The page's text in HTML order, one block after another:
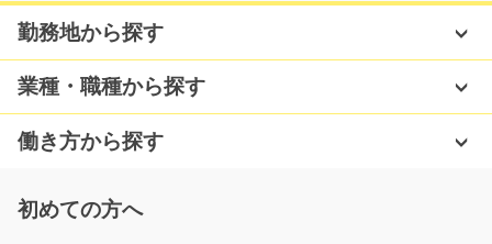
軽作業 通信ケーブルを作るの仕事/t03_00738
【急募】LANケーブルなどを製造している工場でのお仕
事！！ 材料をセット…
長期（3ヶ月以上）
熊本県上益城郡甲佐町
勤務地から探す
業種・職種から探す
働き方から探す
初めての方へ